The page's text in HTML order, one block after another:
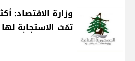
تمّت الاستجابة